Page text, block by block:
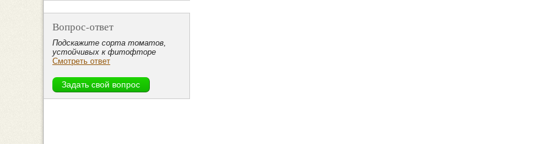
Вопрос-ответ
Подскажите сорта томатов,
устойчивых к фитофторе
Смотреть ответ